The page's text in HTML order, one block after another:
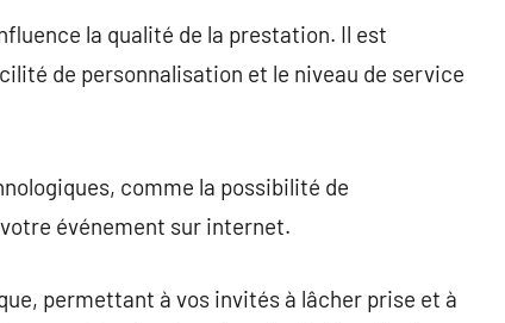
la qualité de la prestation. Il est
de personnalisation et le niveau de service
comme la possibilité de
événement sur internet.
permettant à vos invités à lâcher prise et à